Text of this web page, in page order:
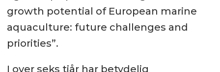
growth potential of European marine
aquaculture: future challenges and
priorities”.
I over seks tiår har betydelig